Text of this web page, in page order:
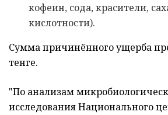
кофеин, сода, красители,
кислотности).
Сумма причинённого ущерба
тенге.
"По анализам
исследования Национального